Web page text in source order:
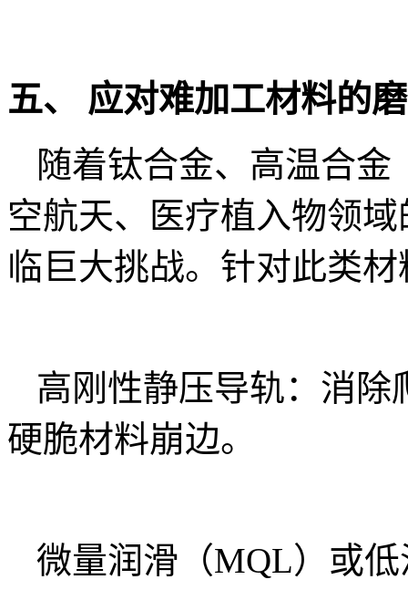
五、 应对难加工材料的
随着钛合金、高温合金
空航天、医疗植入物领
临巨大挑战。针对此类
高刚性静压导轨：消
硬脆材料崩边。
微量润滑（MQL）或